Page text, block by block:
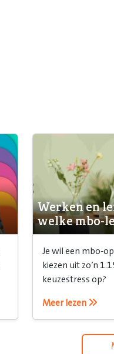
Werken en
welke mbo-
Je wil een mbo-
kiezen uit zo’n
keuzestress op?
Meer lezen